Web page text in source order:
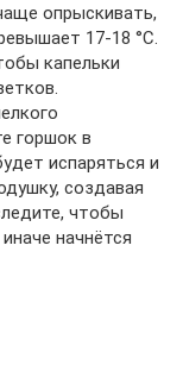
опрыскивать,
17-18 °С.
капельки
горшок в
испаряться и
создавая
чтобы
начнётся